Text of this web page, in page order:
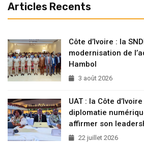
Articles Recents
Côte d’Ivoire : la
modernisation de
Hambol
3 août 2026
UAT : la Côte
diplomatie
affirmer son
22 juillet 2026